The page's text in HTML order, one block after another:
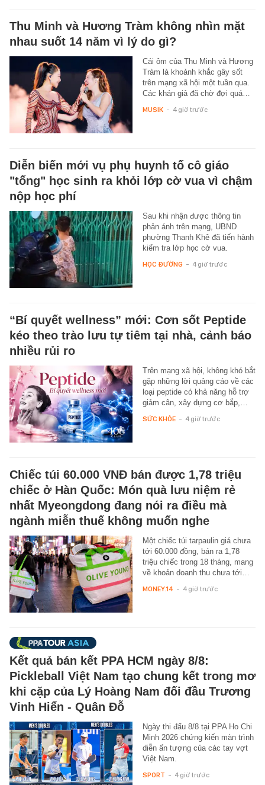
Thu Minh và Hương Tràm không nhìn mặt
nhau suốt 14 năm vì lý do gì?
Cái ôm của Thu Minh và Hương
Tràm là khoảnh khắc gây sốt
trên mạng xã hội một tuần qua.
Các khán giả đã chờ đợi quá…
MUSIK - 4 giờ trước
Diễn biến mới vụ phụ huynh tố cô giáo
"tống" học sinh ra khỏi lớp cờ vua vì chậm
nộp học phí
Sau khi nhận được thông tin
phản ánh trên mạng, UBND
phường Thanh Khê đã tiến hành
kiểm tra lớp học cờ vua.
HỌC ĐƯỜNG - 4 giờ trước
“Bí quyết wellness” mới: Cơn sốt Peptide
kéo theo trào lưu tự tiêm tại nhà, cảnh báo
nhiều rủi ro
Trên mạng xã hội, không khó bắt
gặp những lời quảng cáo về các
loại peptide có khả năng hỗ trợ
giảm cân, xây dựng cơ bắp,…
SỨC KHỎE - 4 giờ trước
Chiếc túi 60.000 VNĐ bán được 1,78 triệu
chiếc ở Hàn Quốc: Món quà lưu niệm rẻ
nhất Myeongdong đang nói ra điều mà
ngành miễn thuế không muốn nghe
Một chiếc túi tarpaulin giá chưa
tới 60.000 đồng, bán ra 1,78
triệu chiếc trong 18 tháng, mang
về khoản doanh thu chưa tới…
MONEY.14 - 4 giờ trước
Kết quả bán kết PPA HCM ngày 8/8:
Pickleball Việt Nam tạo chung kết trong mơ
khi cặp của Lý Hoàng Nam đối đầu Trương
Vinh Hiển - Quân Đỗ
Ngày thi đấu 8/8 tại PPA Ho Chi
Minh 2026 chứng kiến màn trình
diễn ấn tượng của các tay vợt
Việt Nam.
SPORT - 4 giờ trước